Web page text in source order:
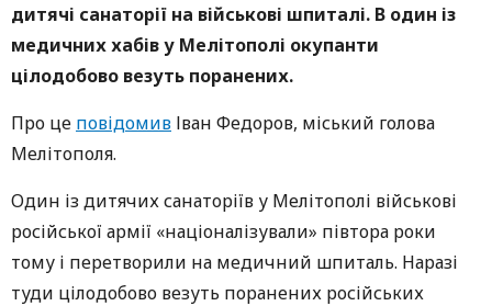
дитячі санаторії на військові шпиталі. В один із
медичних хабів у Мелітополі окупанти
цілодобово везуть поранених.
Про це повідомив Іван Федоров, міський голова
Мелітополя.
Один із дитячих санаторіїв у Мелітополі військові
російської армії «націоналізували» півтора роки
тому і перетворили на медичний шпиталь. Наразі
туди цілодобово везуть поранених російських